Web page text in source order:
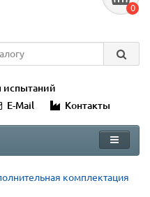
0
испытаний
E-Mail Контакты
комплектация